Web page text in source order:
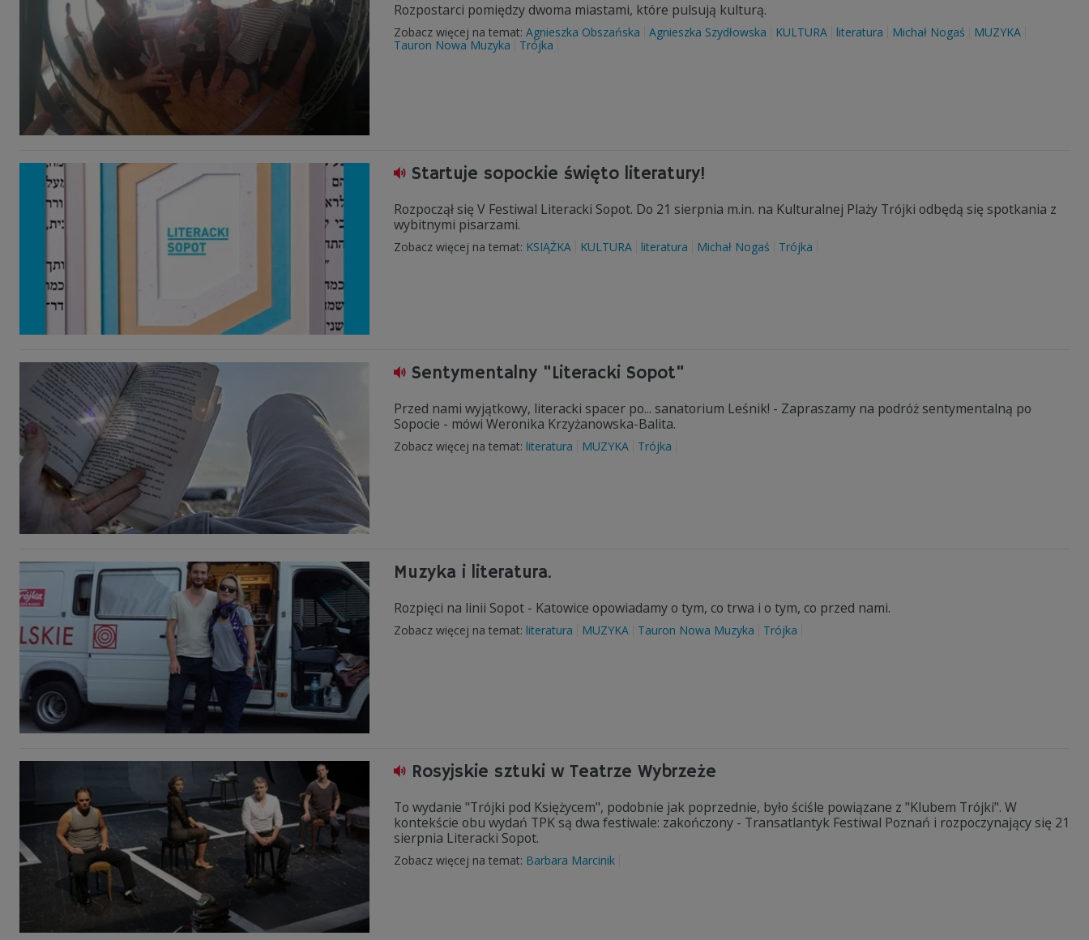
Rozpostarci pomiędzy dwoma miastami, które pulsują kulturą.
Zobacz więcej na temat: Agnieszka Obszańska Agnieszka Szydłowska KULTURA literatura Michał Nogaś
MUZYKA
Tauron Nowa Muzyka
Trójka
Startuje sopockie święto literatury!
Rozpoczął się V Festiwal Literacki Sopot. Do 21 sierpnia m.in. na Kulturalnej Plaży Trójki odbędą się spotkania z
wybitnymi pisarzami.
Zobacz więcej na temat: KSIĄŻKA KULTURA literatura Michał Nogaś Trójka
Sentymentalny "Literacki Sopot"
Przed nami wyjątkowy, literacki spacer po... sanatorium Leśnik! - Zapraszamy na podróż sentymentalną po
Sopocie - mówi Weronika Krzyżanowska-Balita.
Zobacz więcej na temat: literatura MUZYKA Trójka
Muzyka i literatura.
Rozpięci na linii Sopot - Katowice opowiadamy o tym, co trwa i o tym, co przed nami.
Zobacz więcej na temat: literatura MUZYKA Tauron Nowa Muzyka Trójka
Rosyjskie sztuki w Teatrze Wybrzeże
To wydanie "Trójki pod Księżycem", podobnie jak poprzednie, było ściśle powiązane z "Klubem Trójki". W
kontekście obu wydań TPK są dwa festiwale: zakończony - Transatlantyk Festiwal Poznań i rozpoczynający się 21
sierpnia Literacki Sopot.
Zobacz więcej na temat: Barbara Marcinik